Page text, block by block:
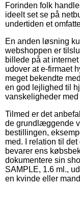
Forinden folk
ideelt set se på
undertiden et
En anden løsning
webshoppen er
billede på at
udover at e-firmaet
meget bekendte
en god lejlighed til
vanskeligheder med
Tilmed er det
de grundlæggende
bestillingen,
med. I relation til
bevarer ens
dokumentere sin
SAMPLE, 1.6 ml.,
en kvinde eller